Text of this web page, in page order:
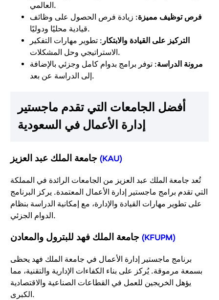
العالمي.
فرص توظيف مميزة: زيادة فرص الحصول على وظائف
قيادية محليًا ودوليًا.
التركيز على القيادة والابتكار : تطوير مهارات التفكير
الاستراتيجي وحل المشكلات.
مرونة الدراسة: توفر برامج بدوام كامل وجزئي بالإضافة
إلى الدراسة عن بعد.
أفضل الجامعات التي تقدم ماجستير
إدارة الأعمال في السعودية
(KAU)
تُعد جامعة الملك عبد العزيز من الجامعات الرائدة في المملكة
التي تقدم برامج ماجستير إدارة الأعمال المعتمدة. يركز البرنامج
على تطوير مهارات القيادة والإدارة، مع إمكانية الدراسة بنظام
الدوام الجزئي.
(KFUPM)
برنامج ماجستير إدارة الأعمال في جامعة الملك فهد يحظى
بسمعة مرموقة. يُركز على بناء الكفاءات الإدارية والتقنية، مما
يؤهل الخريجين للعمل في القطاعات الصناعية والاقتصادية
الكبرى.